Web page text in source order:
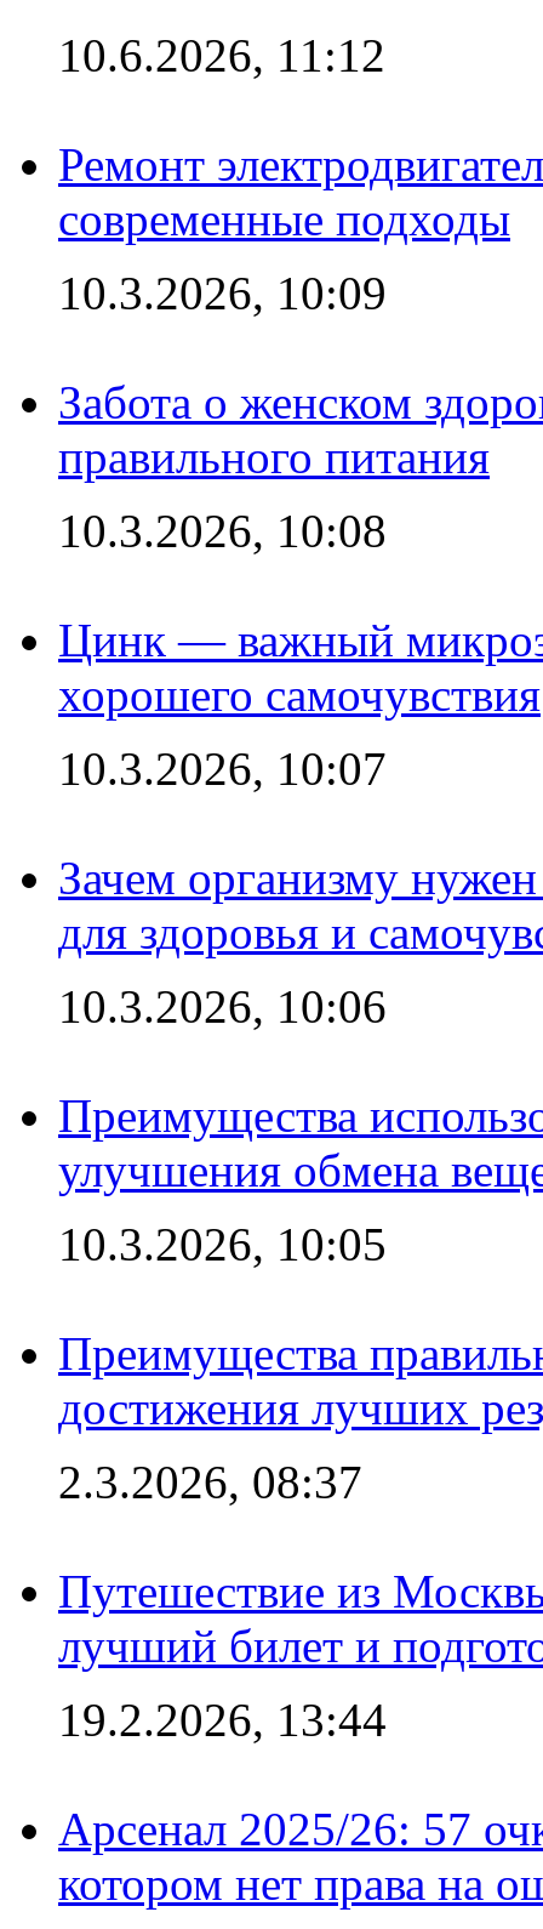
10.6.2026, 11:12
Ремонт
современные подходы
10.3.2026, 10:09
Забота о женском
правильного питания
10.3.2026, 10:08
Цинк — важный
хорошего самочувствия
10.3.2026, 10:07
Зачем организму
для здоровья и
10.3.2026, 10:06
Преимущества
улучшения обмена
10.3.2026, 10:05
Преимущества
достижения лучших
2.3.2026, 08:37
Путешествие из
лучший билет и
19.2.2026, 13:44
Арсенал 2025/26: 57
котором нет права на